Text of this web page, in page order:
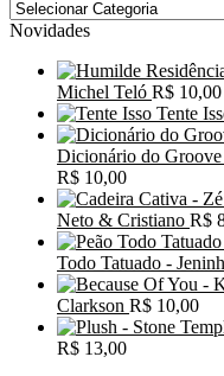
Novidades
Michel Teló R$ 10,00
Tente
Dicionário do
R$ 10,00
Neto & Cristiano R$
Todo Tatuado -
Clarkson R$ 10,00
R$ 13,00